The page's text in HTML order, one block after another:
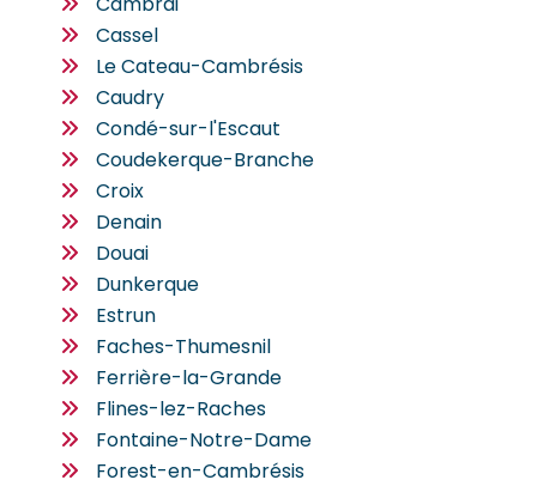
Cassel
Le Cateau-Cambrésis
Caudry
Condé-sur-l'Escaut
Coudekerque-Branche
Croix
Denain
Douai
Dunkerque
Estrun
Faches-Thumesnil
Ferrière-la-Grande
Flines-lez-Raches
Fontaine-Notre-Dame
Forest-en-Cambrésis